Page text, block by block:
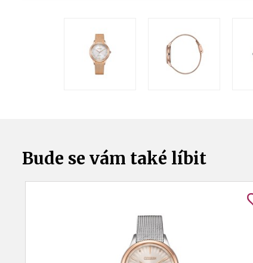
Bude se vám také líbit